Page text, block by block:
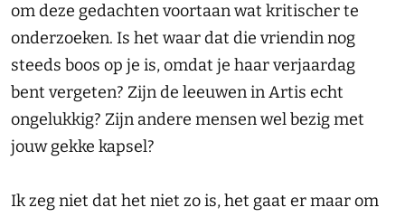
om deze gedachten voortaan wat kritischer te
onderzoeken. Is het waar dat die vriendin nog
steeds boos op je is, omdat je haar verjaardag
bent vergeten? Zijn de leeuwen in Artis echt
ongelukkig? Zijn andere mensen wel bezig met
jouw gekke kapsel?
Ik zeg niet dat het niet zo is, het gaat er maar om